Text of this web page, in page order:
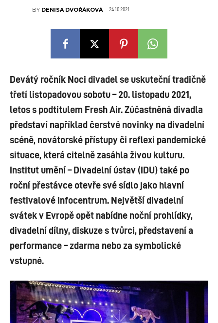
BY DENISA DVOŘÁKOVÁ 24.10.2021
Devátý ročník Noci divadel se uskuteční tradičně
třetí listopadovou sobotu – 20. listopadu 2021,
letos s podtitulem Fresh Air. Zúčastněná divadla
představí například čerstvé novinky na divadelní
scéně, novátorské přístupy či reflexi pandemické
situace, která citelně zasáhla živou kulturu.
Institut umění – Divadelní ústav (IDU) také po
roční přestávce otevře své sídlo jako hlavní
festivalové infocentrum. Největší divadelní
svátek v Evropě opět nabídne noční prohlídky,
divadelní dílny, diskuze s tvůrci, představení a
performance – zdarma nebo za symbolické
vstupné.